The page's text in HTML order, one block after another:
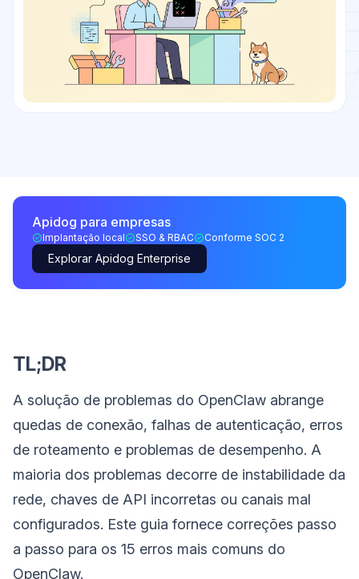
Apidog para empresas
Implantação local SSO & RBAC Conforme SOC 2
Explorar Apidog Enterprise
TL;DR
A solução de problemas do OpenClaw abrange
quedas de conexão, falhas de autenticação, erros
de roteamento e problemas de desempenho. A
maioria dos problemas decorre de instabilidade da
rede, chaves de API incorretas ou canais mal
configurados. Este guia fornece correções passo
a passo para os 15 erros mais comuns do
OpenClaw.